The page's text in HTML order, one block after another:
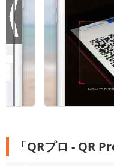
「QRプロ - QR